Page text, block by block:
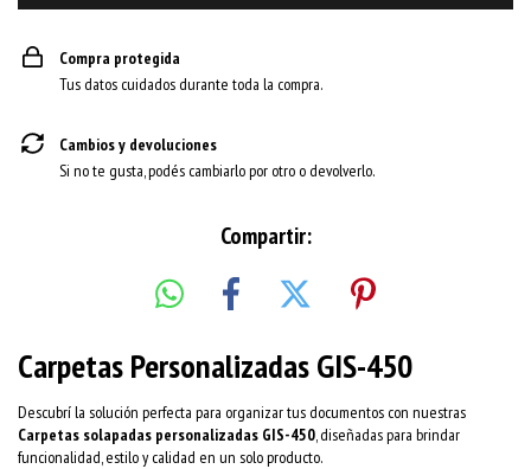
Compra protegida
Tus datos cuidados durante toda la compra.
Cambios y devoluciones
Si no te gusta, podés cambiarlo por otro o devolverlo.
Compartir:
Carpetas Personalizadas GIS-450
Descubrí la solución perfecta para organizar tus documentos con nuestras
Carpetas solapadas personalizadas GIS-450 , diseñadas para brindar
funcionalidad, estilo y calidad en un solo producto.